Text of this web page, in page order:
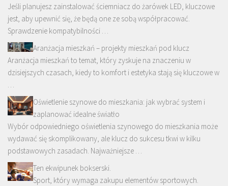
Jeśli planujesz zainstalować ściemniacz do żarówek LED, kluczowe
jest, aby upewnić się, że będą one ze sobą współpracować.
Sprawdzenie kompatybilności …
Aranżacja mieszkań – projekty mieszkań pod klucz
Aranżacja mieszkań to temat, który zyskuje na znaczeniu w
dzisiejszych czasach, kiedy to komfort i estetyka stają się kluczowe w
…
Oświetlenie szynowe do mieszkania: jak wybrać system i
zaplanować idealne światło
Wybór odpowiedniego oświetlenia szynowego do mieszkania może
wydawać się skomplikowany, ale klucz do sukcesu tkwi w kilku
podstawowych zasadach. Najważniejsze …
Ten ekwipunek bokserski.
Sport, który wymaga zakupu elementów sportowych.